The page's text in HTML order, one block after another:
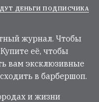
ДЕНЬГИ ПОДПИСЧИКА
журнал. Чтобы
её, чтобы
вам эксклюзивные
в барбершоп.
и жизни